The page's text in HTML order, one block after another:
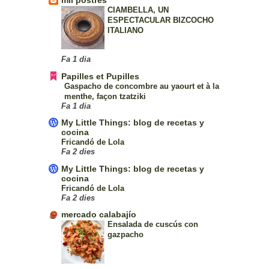
CIAMBELLA, UN
ESPECTACULAR BIZCOCHO
ITALIANO
Fa 1 dia
Papilles et Pupilles
Gaspacho de concombre au yaourt et à la
menthe, façon tzatziki
Fa 1 dia
My Little Things: blog de recetas y
cocina
Fricandó de Lola
Fa 2 dies
My Little Things: blog de recetas y
cocina
Fricandó de Lola
Fa 2 dies
mercado calabajío
Ensalada de cuscús con
gazpacho